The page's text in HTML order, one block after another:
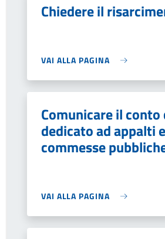
Chiedere il
VAI ALLA PAGINA
Comunicare il
dedicato ad appalti e
commesse
VAI ALLA PAGINA